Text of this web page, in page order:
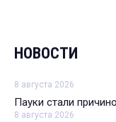
НОВОСТИ
8 августа 2026
Пауки стали
8 августа 2026